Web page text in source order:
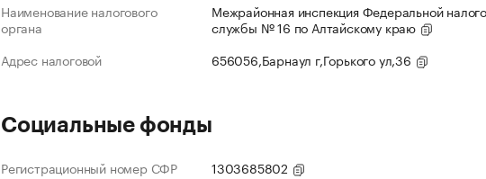
Наименование налогового
органа
Межрайонная инспекция Федеральной
службы № 16 по Алтайскому краю
Адрес налоговой
656056,Барнаул г,Горького ул,36
Социальные фонды
Регистрационный номер СФР
1303685802